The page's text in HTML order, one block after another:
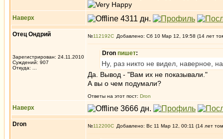
Наверх
Отец Ондрий
Зарегистрирован: 24.11.2010
Суждений: 907
Откуда: ...
№112192 Добавлено: Сб 10 Мар 12, 19:58 (14 лет
Dron пишет:
Ну, раз никто не видел, наверное,
Да. Вывод - "Вам их не показывали."
А вы о чем подумали?
Ответы на этот пост: Dron
Наверх
Dron №112200 Добавлено: Вс 11 Мар 12, 00:11 (14 лет